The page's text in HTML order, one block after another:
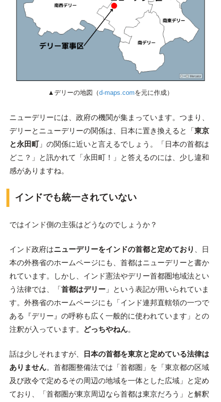
▲デリーの地図（d-maps.comを元に作成）
ニューデリーには、政府の機関が集まっています。つまり、
デリーとニューデリーの関係は、日本に置き換えると「東京
と永田町」の関係に近いと言えるでしょう。「日本の首都は
どこ？」と訊かれて「永田町！」と答えるのには、少し違和
感がありますね。
インドでも統一されていない
ではインド側の主張はどうなのでしょうか？
インド政府はニューデリーをインドの首都と定めており
、日
本の外務省のホームページにも、首都はニューデリーと書か
れています。しかし、インド憲法やデリー首都圏地域法とい
う法律では、「首都はデリー」という表記が用いられていま
す。外務省のホームページにも「インド連邦直轄領の一つで
ある『デリー』の呼称も広く一般的に使われています」との
注釈が入っています。
どっちやねん。
話は少しそれますが、
日本の首都を東京と定めている法律は
ありません。首都圏整備法では「首都圏」を「東京都の区域
及び政令で定めるその周辺の地域を一体とした広域」と定め
ており、「首都圏が東京周辺なら首都は東京だろう」と解釈